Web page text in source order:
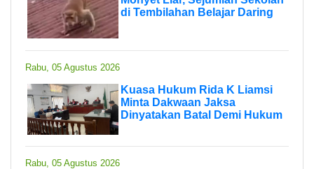
di Tembilahan Belajar Daring
Rabu, 05 Agustus 2026
Kuasa Hukum Rida K Liamsi
Minta Dakwaan Jaksa
Dinyatakan Batal Demi Hukum
Rabu, 05 Agustus 2026